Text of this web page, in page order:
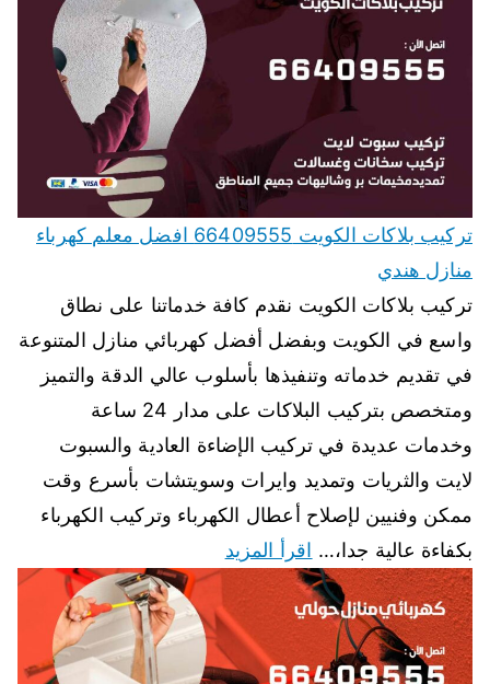
تركيب بلاكات الكويت 66409555 افضل معلم كهرباء
منازل هندي
تركيب بلاكات الكويت نقدم كافة خدماتنا على نطاق
واسع في الكويت وبفضل أفضل كهربائي منازل المتنوعة
في تقديم خدماته وتنفيذها بأسلوب عالي الدقة والتميز
ومتخصص بتركيب البلاكات على مدار 24 ساعة
وخدمات عديدة في تركيب الإضاءة العادية والسبوت
لايت والثريات وتمديد وايرات وسويتشات بأسرع وقت
ممكن وفنيين لإصلاح أعطال الكهرباء وتركيب الكهرباء
بكفاءة عالية جدا،… اقرأ المزيد